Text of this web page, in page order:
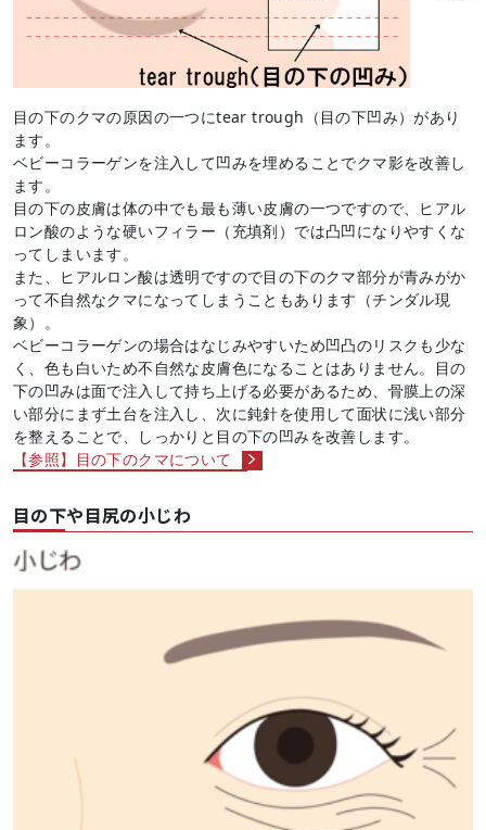
目の下のクマの原因の一つにtear trough（目の下凹み）があり
ます。
ベビーコラーゲンを注入して凹みを埋めることでクマ影を改善し
ます。
目の下の皮膚は体の中でも最も薄い皮膚の一つですので、ヒアル
ロン酸のような硬いフィラー（充填剤）では凸凹になりやすくな
ってしまいます。
また、ヒアルロン酸は透明ですので目の下のクマ部分が青みがか
って不自然なクマになってしまうこともあります（チンダル現
象）。
ベビーコラーゲンの場合はなじみやすいため凹凸のリスクも少な
く、色も白いため不自然な皮膚色になることはありません。目の
下の凹みは面で注入して持ち上げる必要があるため、骨膜上の深
い部分にまず土台を注入し、次に鈍針を使用して面状に浅い部分
を整えることで、しっかりと目の下の凹みを改善します。
【参照】目の下のクマについて
目の下や目尻の小じわ